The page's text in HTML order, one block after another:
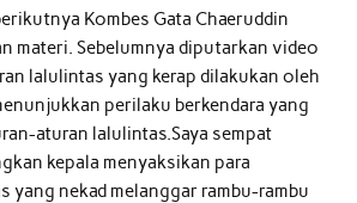
Kombes Gata Chaeruddin
materi. Sebelumnya diputarkan video
lalulintas yang kerap dilakukan oleh
perilaku berkendara yang
aturan lalulintas.Saya sempat
kepala menyaksikan para
yang nekad melanggar rambu-rambu